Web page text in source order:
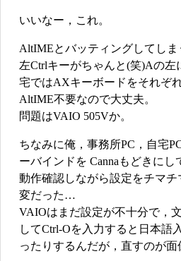
いいなー，これ。
AltIMEとバッティングしてし
左Ctrlキーがちゃんと(笑)Aの左
宅ではAXキーボードをそれぞ
AltIME不要なので大丈夫。
問題はVAIO 505Vか。
ちなみに俺，事務所PC，自宅
ーバインドを Cannaもどきにし
動作確認しながら設定をチマ
変だった…
VAIOはまだ設定が不十分で，
してCtrl-Oを入力すると日本語
ったりするんだが，直すのが